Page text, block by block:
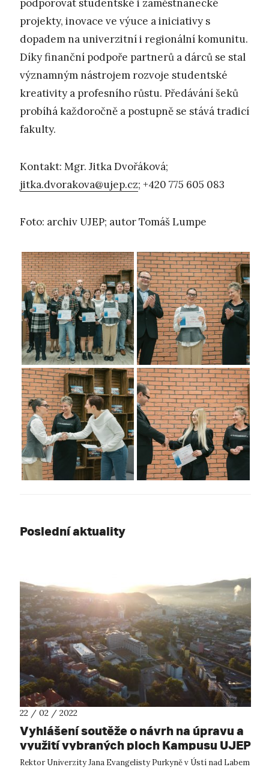
podporovat studentské i zaměstnanecké
projekty, inovace ve výuce a iniciativy s
dopadem na univerzitní i regionální komunitu.
Díky finanční podpoře partnerů a dárců se stal
významným nástrojem rozvoje studentské
kreativity a profesního růstu. Předávání šeků
probíhá každoročně a postupně se stává tradicí
fakulty.
Kontakt: Mgr. Jitka Dvořáková;
jitka.dvorakova@ujep.cz; +420 775 605 083
Foto: archiv UJEP; autor Tomáš Lumpe
Poslední aktuality
22 / 02 / 2022
Vyhlášení soutěže o návrh na úpravu a
využití vybraných ploch Kampusu UJEP
Rektor Univerzity Jana Evangelisty Purkyně v Ústí nad Labem